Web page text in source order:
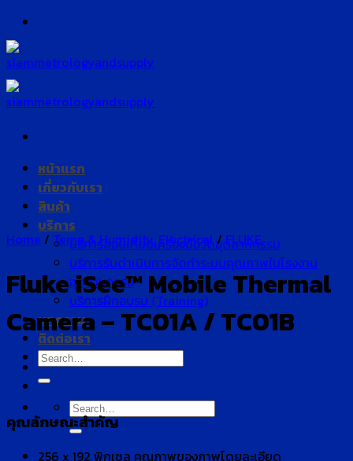
Skip
to
content
หน้าแรก
เกี่ยวกับเรา
สินค้า
บริการ
บริการสอบเทียบเครื่องมือวัดอุตสาหกรรม
บริการรับดำเนินการจัดทำระบบคุณภาพในโรงงาน
อุตสาหกรรม
บริการฝึกอบรม (Training)
บทความ
ติดต่อเรา
Search
for:
Search
for:
Home / Temp & Humidity, Electrical/FLUKE
Fluke iSee™ Mobile Thermal
Camera – TC01A / TC01B
คุณลักษณะสำคัญ
256 x 192 พิกเซล คุณภาพของภาพโดยละเอียด